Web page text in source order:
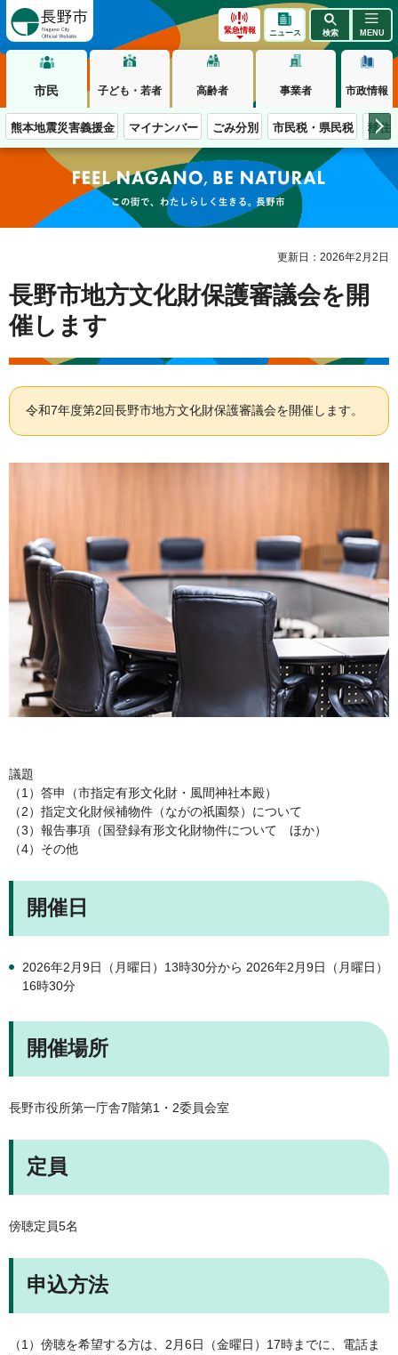
緊急情報 ニュース 検索 MENU
市民 子ども・若者 高齢者 事業者 市政情報
熊本地震災害義援金 マイナンバー ごみ分別 市民税・県民税 移住
この街で、わたしらしく生きる。長野市
更新日：2026年2月2日
長野市地方文化財保護審議会を開
催します
令和7年度第2回長野市地方文化財保護審議会を開催します。
議題
（1）答申（市指定有形文化財・風間神社本殿）
（2）指定文化財候補物件（ながの祇園祭）について
（3）報告事項（国登録有形文化財物件について ほか）
（4）その他
開催日
2026年2月9日（月曜日）13時30分から 2026年2月9日（月曜日）
16時30分
開催場所
長野市役所第一庁舎7階第1・2委員会室
定員
傍聴定員5名
申込方法
（1）傍聴を希望する方は、2月6日（金曜日）17時までに、電話ま